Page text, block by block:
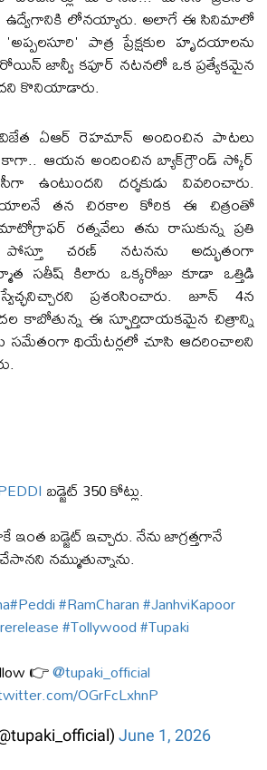
ఉద్వేగానికి లోనయ్యారు. అలాగే ఈ సినిమాలో
పాత్ర ప్రేక్షకుల హృదయాలను
జాన్వీ కపూర్ నటనలో ఒక ప్రత్యేకమైన
కొనియాడారు.
ఏఆర్ రెహమాన్ అందించిన పాటలు
ఆయన అందించిన బ్యాక్‌గ్రౌండ్ స్కోర్
దర్శకుడు వివ‌రించారు.
తన చిరకాల కోరిక ఈ చిత్రంతో
రత్నవేలు తను రాసుకున్న ప్రతి
చరణ్ నటనను అద్భుతంగా
సతీష్ కిలారు ఒక్కరోజు కూడా ఒత్తిడి
ప్రశంసించారు. జూన్ 4న
కాబోతున్న ఈ స్ఫూర్తిదాయకమైన చిత్రాన్ని
సమేతంగా థియేటర్లలో చూసి ఆదరించాలని
బడ్జెట్ 350 కోట్లు.
బడ్జెట్ ఇచ్చారు. నేను జాగ్రత్తగానే
చేసానని నమ్ముతున్నాను.
#Peddi#RamCharan#JanhviKapoor
#Tollywood#Tupaki
👉@tupaki_official
OGrFcLxhnP
June 1, 2026